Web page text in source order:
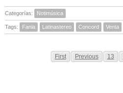
Categorías: Notimúsica
Tags: Fania Latinastereo Concord Venta
First Previous 13